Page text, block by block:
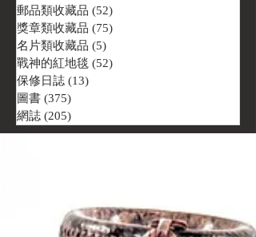
郵品類收藏品 (52)
獎章類收藏品 (75)
名片類收藏品 (5)
戰神的紅地毯 (52)
保修日誌 (13)
圖書 (375)
網誌 (205)